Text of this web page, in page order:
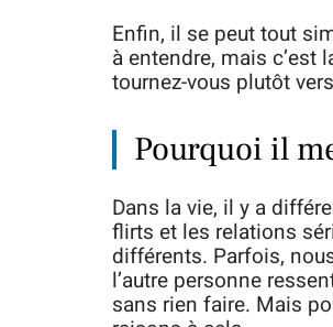
Enfin, il se peut tout
à entendre, mais c’est
tournez-vous plutôt
Pourquoi il
Dans la vie, il y a
flirts et les relations
différents. Parfois,
l’autre personne
sans rien faire. Mais